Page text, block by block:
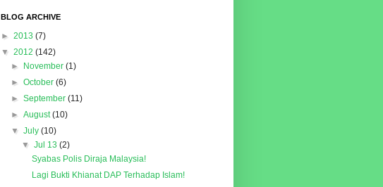
BLOG ARCHIVE
► 2013 (7)
▼ 2012 (142)
►
November (1)
►October (6)
►September (11)
►August (10)
▼ July (10)
▼ Jul 13 (2)
Syabas Polis Diraja Malaysia!
Lagi Bukti Khianat DAP Terhadap Islam!